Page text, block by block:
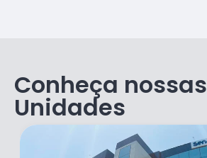
Conheça nossas
Unidades